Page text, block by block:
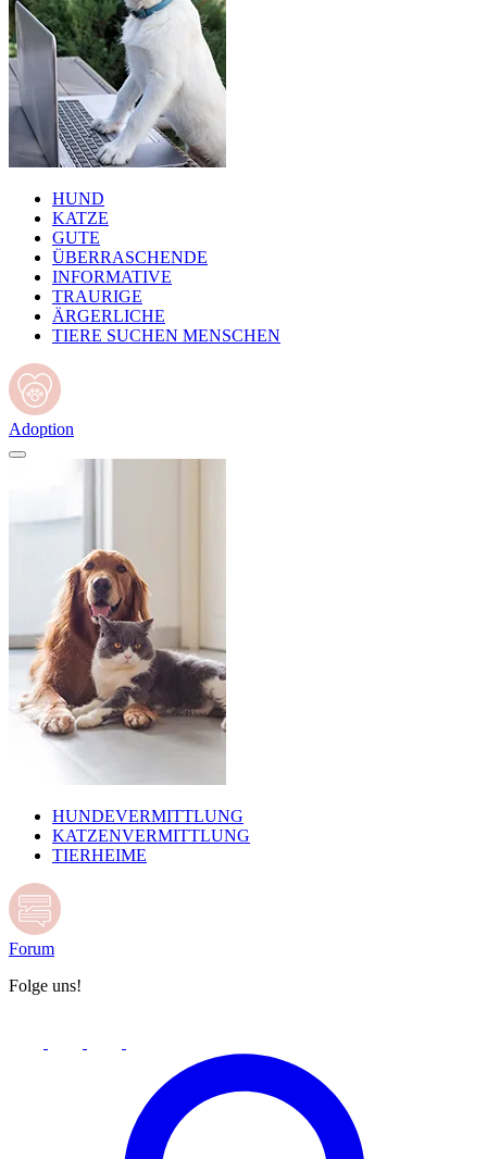
HUND
KATZE
GUTE
ÜBERRASCHENDE
INFORMATIVE
TRAURIGE
ÄRGERLICHE
TIERE SUCHEN MENSCHEN
Adoption
HUNDEVERMITTLUNG
KATZENVERMITTLUNG
TIERHEIME
Forum
Folge uns!